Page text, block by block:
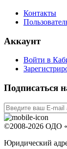
Контакты
Аккаунт
Войти в
Подписаться
©2008-2026 ОДО
Юридический